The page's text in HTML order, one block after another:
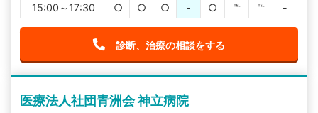
15:00～17:30
○ ○ ○ - ○ ℡ ℡ -
診断、治療の相談をする
医療法人社団青洲会 神立病院